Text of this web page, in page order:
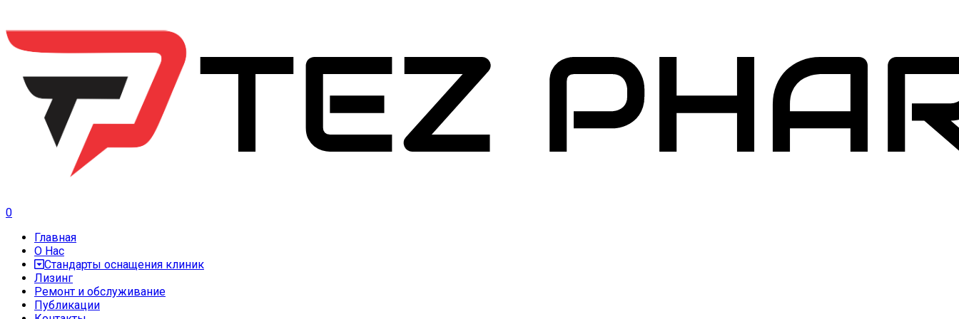
0
Главная
О Нас
Стандарты оснащения клиник
Лизинг
Ремонт и обслуживание
Публикации